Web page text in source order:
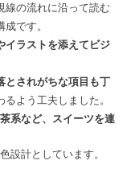
線の流れに沿って読む
です。
イラストを添えてビジ
とされがちな項目も丁
よう工夫しました。
系など、スイーツを連
設計としています。